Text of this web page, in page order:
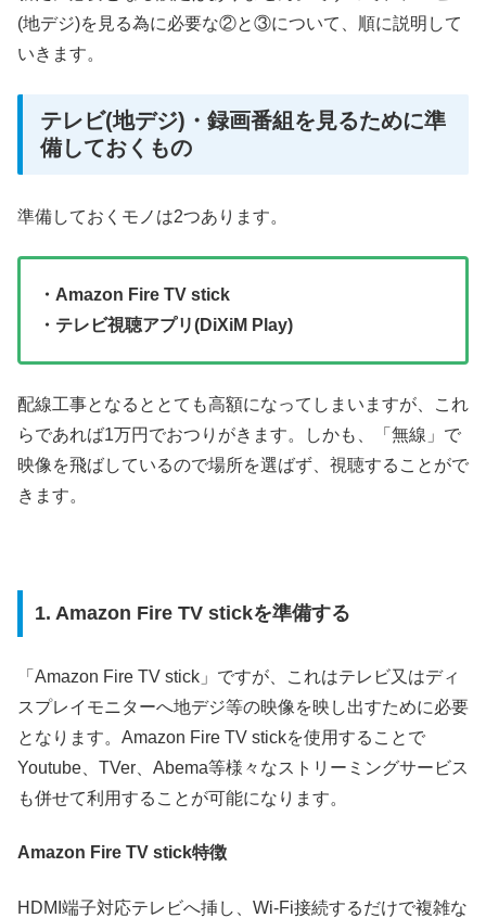
(地デジ)を見る為に必要な②と③について、順に説明して
いきます。
テレビ(地デジ)・録画番組を見るために準
備しておくもの
準備しておくモノは2つあります。
・Amazon Fire TV stick
・テレビ視聴アプリ(DiXiM Play)
配線工事となるととても高額になってしまいますが、これ
らであれば1万円でおつりがきます。しかも、「無線」で
映像を飛ばしているので場所を選ばず、視聴することがで
きます。
1. Amazon Fire TV stickを準備する
「Amazon Fire TV stick」ですが、これはテレビ又はディ
スプレイモニターへ地デジ等の映像を映し出すために必要
となります。Amazon Fire TV stickを使用することで
Youtube、TVer、Abema等様々なストリーミングサービス
も併せて利用することが可能になります。
Amazon Fire TV stick特徴
HDMI端子対応テレビへ挿し、Wi-Fi接続するだけで複雑な